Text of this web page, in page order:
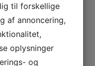
til forskellige
af annoncering,
oplysninger
og